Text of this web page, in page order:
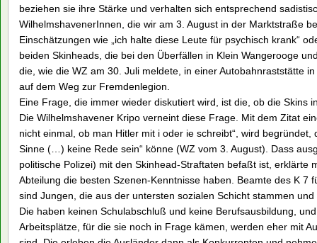
beziehen sie ihre Stärke und verhalten sich entsprechend
WilhelmshavenerInnen, die wir am 3. August in der Marktstraße
Einschätzungen wie „ich halte diese Leute für psychisch krank“
beiden Skinheads, die bei den Überfällen in Klein Wangerooge
die, wie die WZ am 30. Juli meldete, in einer Autobahnraststätte
auf dem Weg zur Fremdenlegion.
Eine Frage, die immer wieder diskutiert wird, ist die, ob die Skins
Die Wilhelmshavener Kripo verneint diese Frage. Mit dem Zitat
nicht einmal, ob man Hitler mit i oder ie schreibt“, wird
Sinne (…) keine Rede sein“ könne (WZ vom 3. August). Dass
politische Polizei) mit den Skinhead-Straftaten befaßt ist, erklärte
Abteilung die besten Szenen-Kenntnisse haben. Beamte des K 7
sind Jungen, die aus der untersten sozialen Schicht stammen
Die haben keinen Schulabschluß und keine Berufsausbildung,
Arbeitsplätze, für die sie noch in Frage kämen, werden eher mit